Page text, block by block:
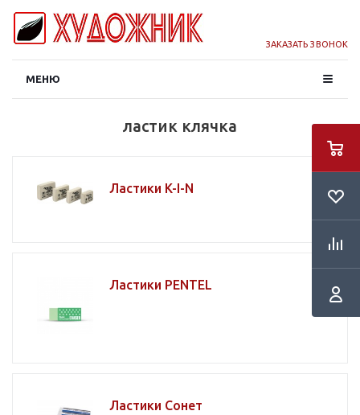
ЗАКАЗАТЬ ЗВОНОК
МЕНЮ
ластик клячка
Ластики K-I-N
Ластики PENTEL
Ластики Сонет